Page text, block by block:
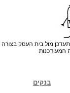
מול בית העסק בצורה
המעודכנות
בנקים